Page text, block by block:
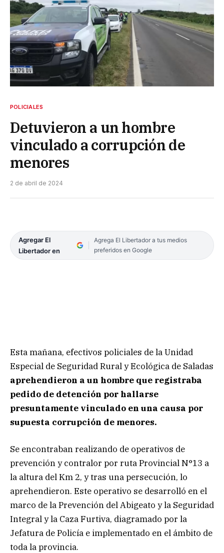
POLICIALES
Detuvieron a un hombre
vinculado a corrupción de
menores
2 de abril de 2024
Agregar El
Libertador en
Agrega El Libertador a tus medios
preferidos en Google
Esta mañana, efectivos policiales de la Unidad
Especial de Seguridad Rural y Ecológica de Saladas
aprehendieron a un hombre que registraba
pedido de detención por hallarse
presuntamente vinculado en una causa por
supuesta corrupción de menores.
Se encontraban realizando de operativos de
prevención y contralor por ruta Provincial N°13 a
la altura del Km 2, y tras una persecución, lo
aprehendieron. Este operativo se desarrolló en el
marco de la Prevención del Abigeato y la Seguridad
Integral y la Caza Furtiva, diagramado por la
Jefatura de Policía e implementado en el ámbito de
toda la provincia.